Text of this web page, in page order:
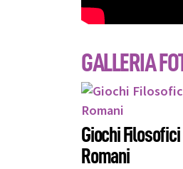
GALLERIA
Giochi Filosofici
Romani